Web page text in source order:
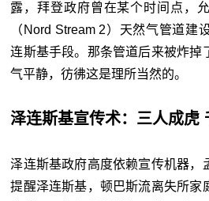
露，拜登政府曾在某个时间点，
（Nord Stream 2）天然气管道建
连斯基手段。那条管道后来被炸掉
气平静，彷彿这是理所当然的。
泽连斯基宣传术：三人成虎
泽连斯基政府高度依赖宣传机器，
提醒泽连斯基，顿巴斯流离失所家